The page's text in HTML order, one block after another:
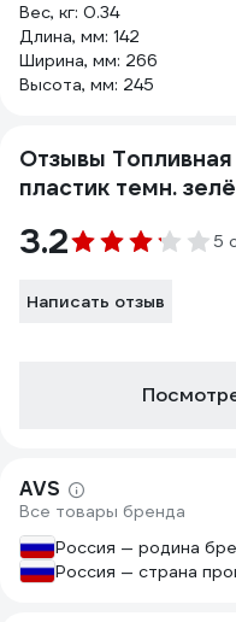
Вес, кг: 0.34
Длина, мм: 142
Ширина, мм: 266
Высота, мм: 245
Отзывы
пластик темн.
3.2 5
Написать отзыв
AVS
Все товары бренда
Россия — родина
Россия — страна